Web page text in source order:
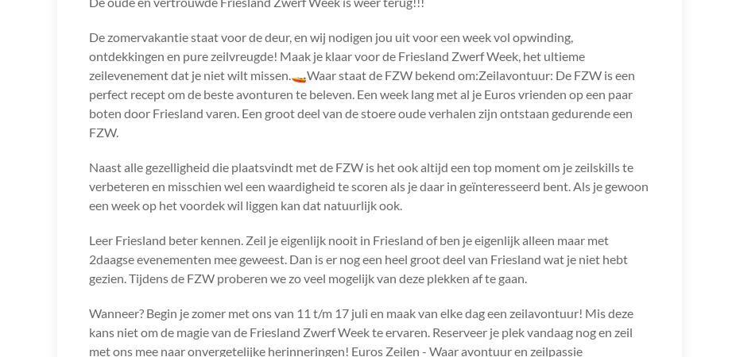
De zomervakantie staat voor de deur, en wij nodigen jou uit voor een week vol opwinding,
ontdekkingen en pure zeilvreugde! Maak je klaar voor de Friesland Zwerf Week, het ultieme
zeilevenement dat je niet wilt missen.🚤Waar staat de FZW bekend om:Zeilavontuur: De FZW is een
perfect recept om de beste avonturen te beleven. Een week lang met al je Euros vrienden op een paar
boten door Friesland varen. Een groot deel van de stoere oude verhalen zijn ontstaan gedurende een
FZW.
Naast alle gezelligheid die plaatsvindt met de FZW is het ook altijd een top moment om je zeilskills te
verbeteren en misschien wel een waardigheid te scoren als je daar in geïnteresseerd bent. Als je gewoon
een week op het voordek wil liggen kan dat natuurlijk ook.
Leer Friesland beter kennen. Zeil je eigenlijk nooit in Friesland of ben je eigenlijk alleen maar met
2daagse evenementen mee geweest. Dan is er nog een heel groot deel van Friesland wat je niet hebt
gezien. Tijdens de FZW proberen we zo veel mogelijk van deze plekken af te gaan.
Wanneer? Begin je zomer met ons van 11 t/m 17 juli en maak van elke dag een zeilavontuur! Mis deze
kans niet om de magie van de Friesland Zwerf Week te ervaren. Reserveer je plek vandaag nog en zeil
met ons mee naar onvergetelijke herinneringen! Euros Zeilen - Waar avontuur en zeilpassie